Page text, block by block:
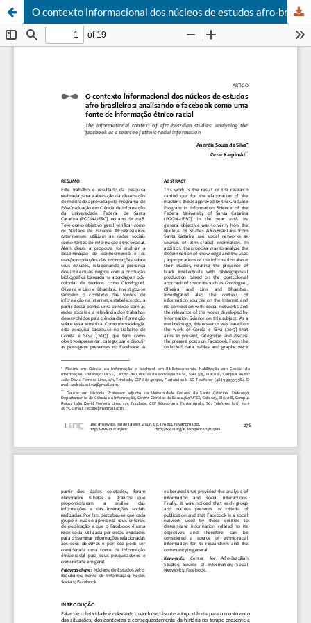
O contexto informacional dos núcleos de estudos afro-brasileiros